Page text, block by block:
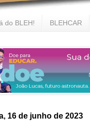
do BLEH! BLEHCAR
16 de junho de 2023